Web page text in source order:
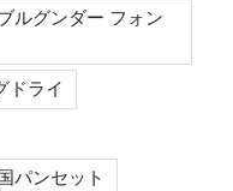
ルグンダー フォン
ドライ
パンセット